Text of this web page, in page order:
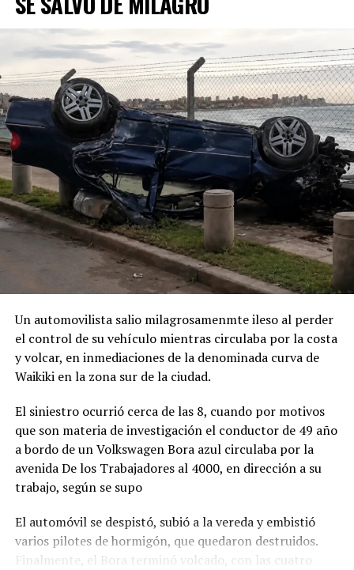
Un automovilista salio milagrosamenmte ileso al perder
el control de su vehículo mientras circulaba por la costa
y volcar, en inmediaciones de la denominada curva de
Waikiki en la zona sur de la ciudad.
El siniestro ocurrió cerca de las 8, cuando por motivos
que son materia de investigación el conductor de 49 año
a bordo de un Volkswagen Bora azul circulaba por la
avenida De los Trabajadores al 4000, en dirección a su
trabajo, según se supo
El automóvil se despistó, subió a la vereda y embistió
varios pilotes de hormigón, que quedaron destruidos.
Finalmente, el Bora terminó volcado, con las cuatro